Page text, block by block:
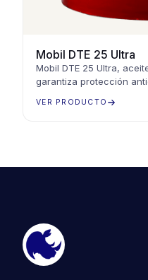
Mobil DTE 25 Ultra
Mobil DTE 25 Ultra,
garantiza protección
hidráulicos
VER PRODUCTO